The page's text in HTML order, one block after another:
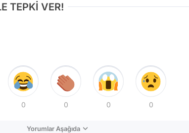
TEPKİ VER!
0 0 0 0
Yorumlar Aşağıda